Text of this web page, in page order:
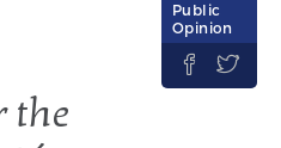
the
Public
Opinion
 